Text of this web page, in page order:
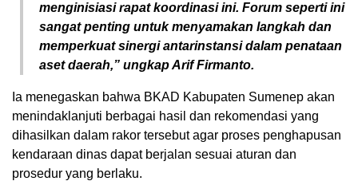
menginisiasi rapat koordinasi ini. Forum seperti ini
sangat penting untuk menyamakan langkah dan
memperkuat sinergi antarinstansi dalam penataan
aset daerah,” ungkap Arif Firmanto.
Ia menegaskan bahwa BKAD Kabupaten Sumenep akan
menindaklanjuti berbagai hasil dan rekomendasi yang
dihasilkan dalam rakor tersebut agar proses penghapusan
kendaraan dinas dapat berjalan sesuai aturan dan
prosedur yang berlaku.